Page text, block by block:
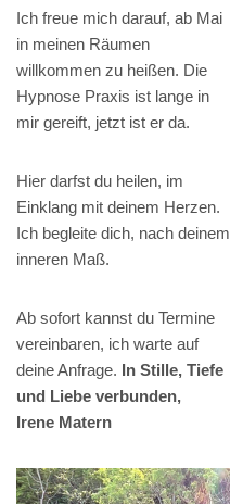
Ich freue mich darauf, ab Mai
in meinen Räumen
willkommen zu heißen. Die
Hypnose Praxis ist lange in
mir gereift, jetzt ist er da.
Hier darfst du heilen, im
Einklang mit deinem Herzen.
Ich begleite dich, nach deinem
inneren Maß.
Ab sofort kannst du Termine
vereinbaren, ich warte auf
deine Anfrage. In Stille, Tiefe
und Liebe verbunden,
Irene Matern